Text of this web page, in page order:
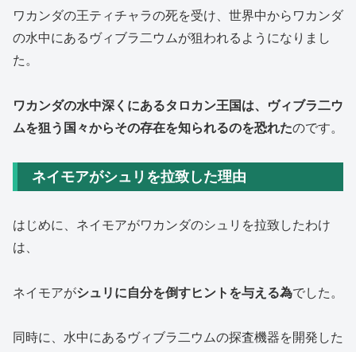
ワカンダの王ティチャラの死を受け、 世界中からワカンダ
の水中にあるヴィブラ二ウムが狙われるようになりまし
た。
ワカンダの水中深くにあるタロカン王国は、
ヴィブラ二ウ
ムを狙う国々からその存在を知られるのを恐れたのです。
ネイモアがシュリを拉致した理由
はじめに、ネイモアがワカンダのシュリを拉致したわけ
は、
ネイモアがシュリに自分を倒すヒントを与える為でした。
同時に、 水中にあるヴィブラ二ウムの探査機器を開発した